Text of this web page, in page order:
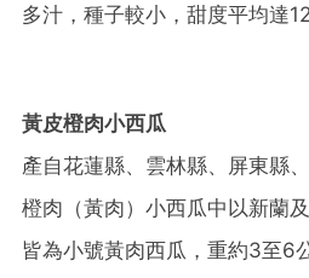
多汁，種子較小，甜度平均達12
黃皮橙肉小西瓜
產自花蓮縣、雲林縣、屏東縣
橙肉（黃肉）小西瓜中以新蘭
皆為小號黃肉西瓜，重約3至6